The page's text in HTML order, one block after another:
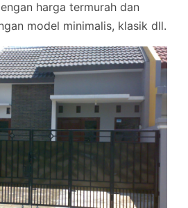
harga termurah dan
model minimalis, klasik dll.